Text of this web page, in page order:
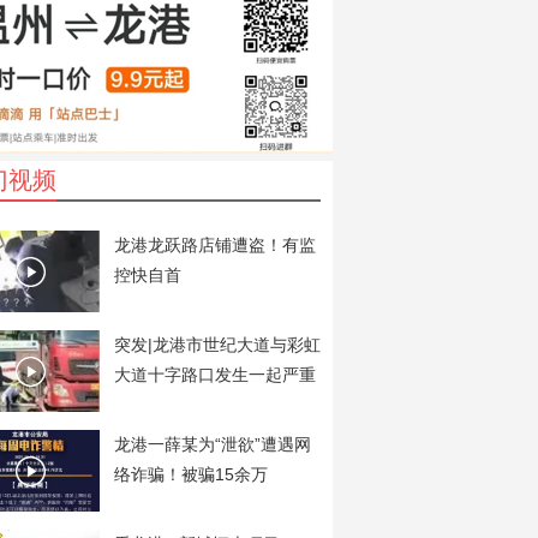
视频
龙港龙跃路店铺遭盗！有监
控快自首
突发|龙港市世纪大道与彩虹
大道十字路口发生一起严重
龙港一薛某为“泄欲”遭遇网
络诈骗！被骗15余万